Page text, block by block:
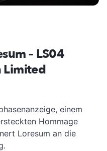
– LS04
Limited
einem
Hommage
Loresum an die